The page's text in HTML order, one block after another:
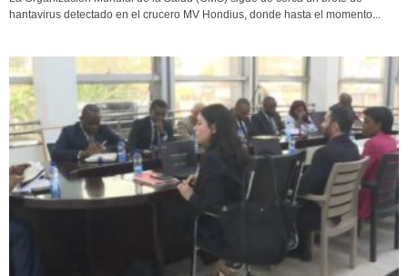
hantavirus detectado en el crucero MV Hondius, donde hasta el momento...